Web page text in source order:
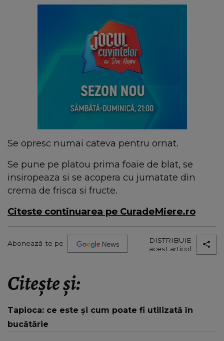
Se opresc numai cateva pentru ornat.
Se pune pe platou prima foaie de blat, se
insiropeaza si se acopera cu jumatate din
crema de frisca si fructe.
Citeste continuarea pe CuradeMiere.ro
Abonează-te pe
DISTRIBUIE
acest articol
Citește și:
Tapioca: ce este și cum poate fi utilizată în
bucătărie